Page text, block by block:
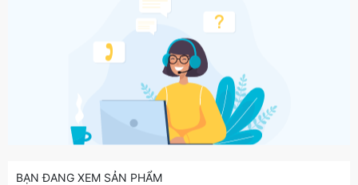
BẠN ĐANG XEM SẢN PHẨM